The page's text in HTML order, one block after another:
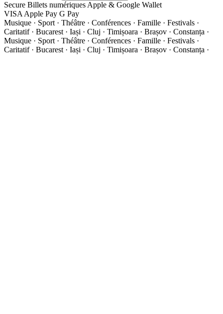
Secure Billets numériques Apple & Google Wallet
VISA Apple Pay G Pay
Musique · Sport · Théâtre · Conférences · Famille · Festivals ·
Caritatif · Bucarest · Iași · Cluj · Timișoara · Brașov · Constanța ·
Musique · Sport · Théâtre · Conférences · Famille · Festivals ·
Caritatif · Bucarest · Iași · Cluj · Timișoara · Brașov · Constanța ·